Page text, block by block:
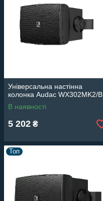
Універсальна настінна
колонка Audac WX302MK2/B
В наявності
5 202 ₴
Топ